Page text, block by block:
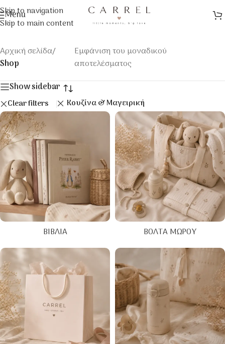
Skip to navigation
Skip to main content
Menu
Αρχική σελίδα/
Shop
Εμφάνιση του μοναδικού
αποτελέσματος
Show sidebar
Clear filters Κουζίνα & Μαγειρική
ΒΙΒΛΊΑ ΒΌΛΤΑ ΜΩΡΟΎ